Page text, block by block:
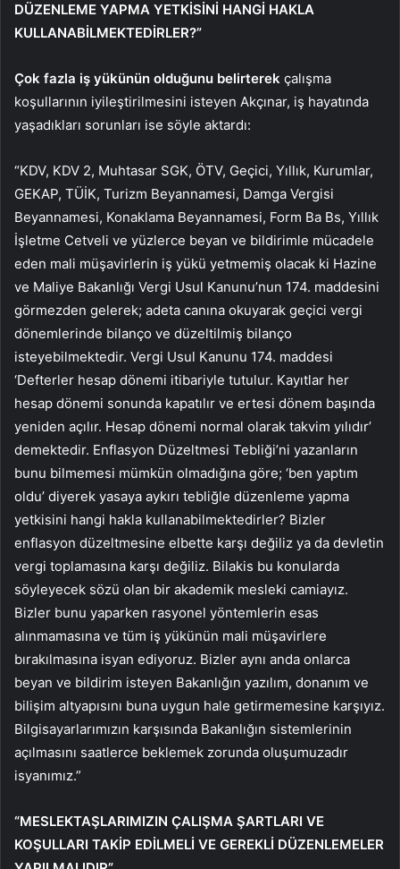
DÜZENLEME YAPMA YETKİSİNİ HANGİ HAKLA
KULLANABİLMEKTEDİRLER?”
Çok fazla iş yükünün olduğunu belirterek çalışma
koşullarının iyileştirilmesini isteyen Akçınar, iş hayatında
yaşadıkları sorunları ise söyle aktardı:
“KDV, KDV 2, Muhtasar SGK, ÖTV, Geçici, Yıllık, Kurumlar,
GEKAP, TÜİK, Turizm Beyannamesi, Damga Vergisi
Beyannamesi, Konaklama Beyannamesi, Form Ba Bs, Yıllık
İşletme Cetveli ve yüzlerce beyan ve bildirimle mücadele
eden mali müşavirlerin iş yükü yetmemiş olacak ki Hazine
ve Maliye Bakanlığı Vergi Usul Kanunu’nun 174. maddesini
görmezden gelerek; adeta canına okuyarak geçici vergi
dönemlerinde bilanço ve düzeltilmiş bilanço
isteyebilmektedir. Vergi Usul Kanunu 174. maddesi
‘Defterler hesap dönemi itibariyle tutulur. Kayıtlar her
hesap dönemi sonunda kapatılır ve ertesi dönem başında
yeniden açılır. Hesap dönemi normal olarak takvim yılıdır’
demektedir. Enflasyon Düzeltmesi Tebliği’ni yazanların
bunu bilmemesi mümkün olmadığına göre; ‘ben yaptım
oldu’ diyerek yasaya aykırı tebliğle düzenleme yapma
yetkisini hangi hakla kullanabilmektedirler? Bizler
enflasyon düzeltmesine elbette karşı değiliz ya da devletin
vergi toplamasına karşı değiliz. Bilakis bu konularda
söyleyecek sözü olan bir akademik mesleki camiayız.
Bizler bunu yaparken rasyonel yöntemlerin esas
alınmamasına ve tüm iş yükünün mali müşavirlere
bırakılmasına isyan ediyoruz. Bizler aynı anda onlarca
beyan ve bildirim isteyen Bakanlığın yazılım, donanım ve
bilişim altyapısını buna uygun hale getirmemesine karşıyız.
Bilgisayarlarımızın karşısında Bakanlığın sistemlerinin
açılmasını saatlerce beklemek zorunda oluşumuzadır
isyanımız.”
“MESLEKTAŞLARIMIZIN ÇALIŞMA ŞARTLARI VE
KOŞULLARI TAKİP EDİLMELİ VE GEREKLİ DÜZENLEMELER